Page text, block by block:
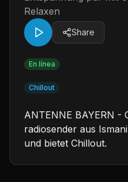
Relaxen
Share
En línea
Chillout
ANTENNE BAYERN -
radiosender aus
und bietet Chillout.